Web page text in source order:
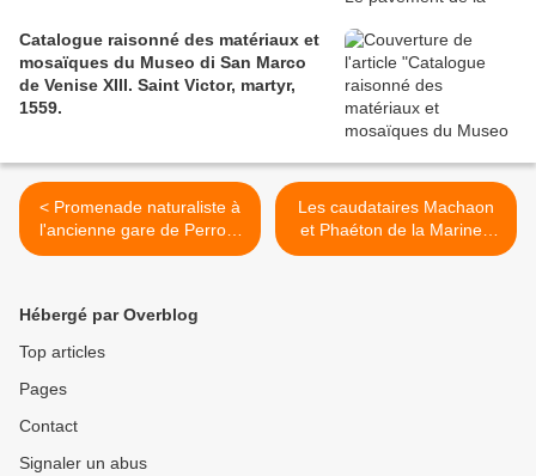
Catalogue raisonné des matériaux et
mosaïques du Museo di San Marco
de Venise XIII. Saint Victor, martyr,
1559.
< Promenade naturaliste à
l'ancienne gare de Perros-
St-Fiacre à Crozon.
Les caudataires Machaon
et Phaéton de la Marine :
délices de l'onomastique
Hébergé par Overblog
Top articles
Pages
Contact
Signaler un abus